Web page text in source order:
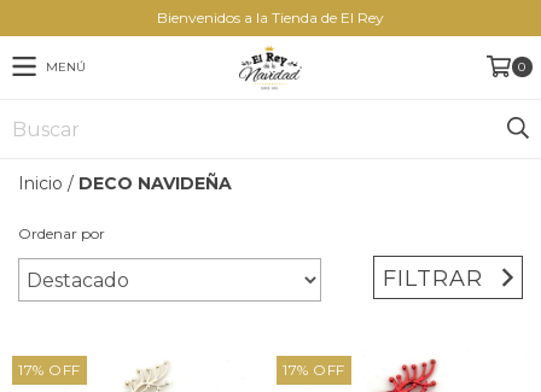
Bienvenidos a la Tienda de El Rey
MENÚ 0
Inicio / DECO NAVIDEÑA
Ordenar por
FILTRAR
17% OFF 17% OFF